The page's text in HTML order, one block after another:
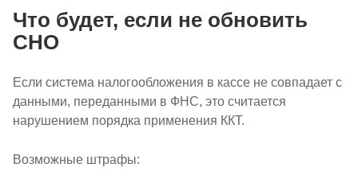
Что будет, если не обновить
СНО
Если система налогообложения в кассе не совпадает с
данными, переданными в ФНС, это считается
нарушением порядка применения ККТ.
Возможные штрафы: